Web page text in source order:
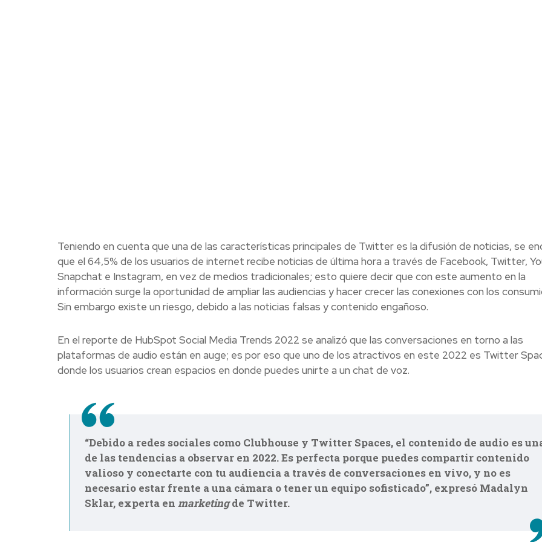
Teniendo en cuenta que una de las características principales de Twitter es la difusión de noticias, se
que el 64,5% de los usuarios de internet recibe noticias de última hora a través de Facebook, Twitter,
Snapchat e Instagram, en vez de medios tradicionales; esto quiere decir que con este aumento en la
información surge la oportunidad de ampliar las audiencias y hacer crecer las conexiones con los
Sin embargo existe un riesgo, debido a las noticias falsas y contenido engañoso.
En el reporte de HubSpot Social Media Trends 2022 se analizó que las conversaciones en torno a las
plataformas de audio están en auge; es por eso que uno de los atractivos en este 2022 es Twitter
donde los usuarios crean espacios en donde puedes unirte a un chat de voz.
“Debido a redes sociales como Clubhouse y Twitter Spaces, el contenido de audio es
de las tendencias a observar en 2022. Es perfecta porque puedes compartir contenido
valioso y conectarte con tu audiencia a través de conversaciones en vivo, y no es
necesario estar frente a una cámara o tener un equipo sofisticado”, expresó Madalyn
Sklar, experta en marketingde Twitter.